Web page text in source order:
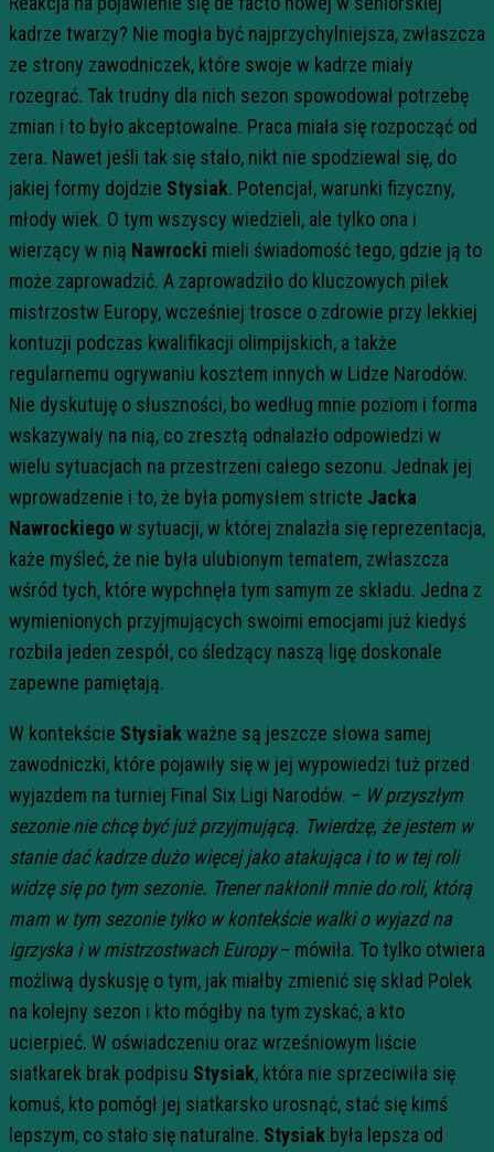
kadrze twarzy? Nie mogła być najprzychylniejsza, zwłaszcza
ze strony zawodniczek, które swoje w kadrze miały
rozegrać. Tak trudny dla nich sezon spowodował potrzebę
zmian i to było akceptowalne. Praca miała się rozpocząć od
zera. Nawet jeśli tak się stało, nikt nie spodziewał się, do
jakiej formy dojdzie Stysiak. Potencjał, warunki fizyczny,
młody wiek. O tym wszyscy wiedzieli, ale tylko ona i
wierzący w nią Nawrocki mieli świadomość tego, gdzie ją to
może zaprowadzić. A zaprowadziło do kluczowych piłek
mistrzostw Europy, wcześniej trosce o zdrowie przy lekkiej
kontuzji podczas kwalifikacji olimpijskich, a także
regularnemu ogrywaniu kosztem innych w Lidze Narodów.
Nie dyskutuję o słuszności, bo według mnie poziom i forma
wskazywały na nią, co zresztą odnalazło odpowiedzi w
wielu sytuacjach na przestrzeni całego sezonu. Jednak jej
wprowadzenie i to, że była pomysłem stricte Jacka
Nawrockiegow sytuacji, w której znalazła się reprezentacja,
każe myśleć, że nie była ulubionym tematem, zwłaszcza
wśród tych, które wypchnęła tym samym ze składu. Jedna z
wymienionych przyjmujących swoimi emocjami już kiedyś
rozbiła jeden zespół, co śledzący naszą ligę doskonale
zapewne pamiętają.
W kontekście Stysiak ważne są jeszcze słowa samej
zawodniczki, które pojawiły się w jej wypowiedzi tuż przed
wyjazdem na turniej Final Six Ligi Narodów. – W przyszłym
sezonie nie chcę być już przyjmującą. Twierdzę, że jestem w
stanie dać kadrze dużo więcej jako atakująca i to w tej roli
widzę się po tym sezonie. Trener nakłonił mnie do roli, którą
mam w tym sezonie tylko w kontekście walki o wyjazd na
igrzyska i w mistrzostwach Europy– mówiła. To tylko otwiera
możliwą dyskusję o tym, jak miałby zmienić się skład Polek
na kolejny sezon i kto mógłby na tym zyskać, a kto
ucierpieć. W oświadczeniu oraz wrześniowym liście
siatkarek brak podpisu Stysiak, która nie sprzeciwiła się
komuś, kto pomógł jej siatkarsko urosnąć, stać się kimś
lepszym, co stało się naturalne. Stysiak była lepsza od